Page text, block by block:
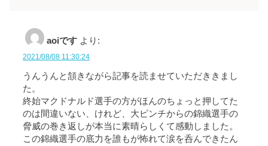
aoiです より:
2021/08/08 11:30:24
うんうんと頷きながら記事を読ませていただききまし
た。
終始マクドナルド選手の方がほんのちょっと押してた
のは間違いない、けれど、大ピンチからの錦織選手の
脅威の巻き返しが本当に素晴らしくて感動しました。
この錦織選手の底力を誰もが怖れて涙を呑んできたん